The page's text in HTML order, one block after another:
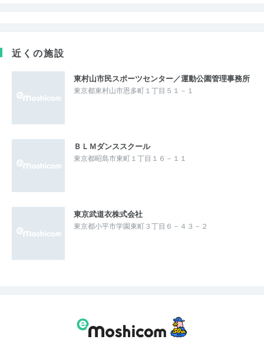
近くの施設
東村山市民スポーツセンター／運動公園管理事務所
東京都東村山市恩多町１丁目５１－１
ＢＬＭダンススクール
東京都昭島市東町１丁目１６－１１
東京武道衣株式会社
東京都小平市学園東町３丁目６－４３－２